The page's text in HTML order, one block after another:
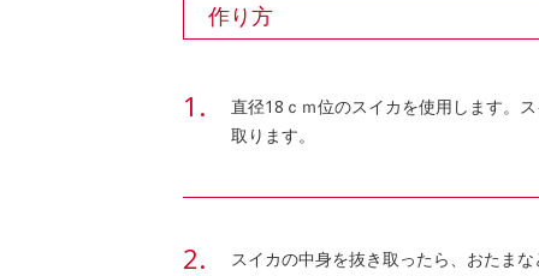
作り方
直径18ｃｍ位のスイカを使用します。
取ります。
スイカの中身を抜き取ったら、おたま